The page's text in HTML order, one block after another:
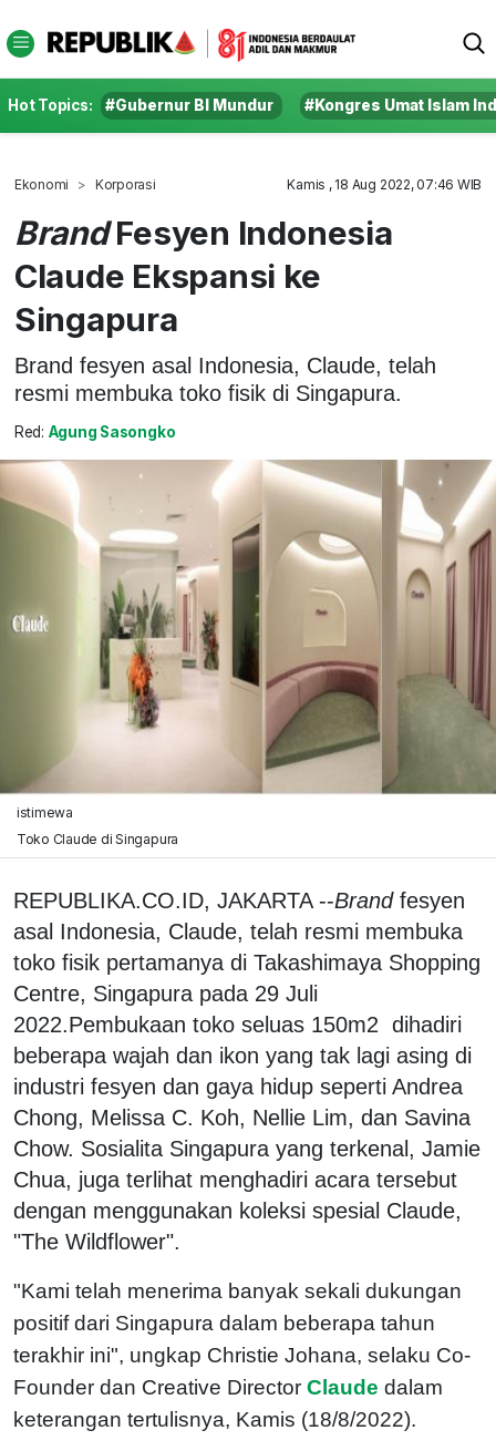
Hot Topics: #Gubernur BI Mundur #Kongres Umat Islam
Ekonomi Korporasi Kamis , 18 Aug 2022, 07:46 WIB
BrandFesyen Indonesia
Claude Ekspansi ke
Singapura
Brand fesyen asal Indonesia, Claude, telah
resmi membuka toko fisik di Singapura.
Red: Agung Sasongko
istimewa
Toko Claude di Singapura
REPUBLIKA.CO.ID, JAKARTA --Brandfesyen
asal Indonesia, Claude, telah resmi membuka
toko fisik pertamanya di Takashimaya Shopping
Centre, Singapura pada 29 Juli
2022.Pembukaan toko seluas 150m2 dihadiri
beberapa wajah dan ikon yang tak lagi asing di
industri fesyen dan gaya hidup seperti Andrea
Chong, Melissa C. Koh, Nellie Lim, dan Savina
Chow. Sosialita Singapura yang terkenal, Jamie
Chua, juga terlihat menghadiri acara tersebut
dengan menggunakan koleksi spesial Claude,
"The Wildflower".
"Kami telah menerima banyak sekali dukungan
positif dari Singapura dalam beberapa tahun
terakhir ini", ungkap Christie Johana, selaku Co-
Founder dan Creative Director Claude dalam
keterangan tertulisnya, Kamis (18/8/2022).